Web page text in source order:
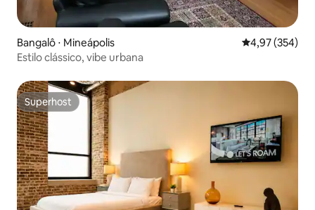
Bangalô ⋅ Mineápolis 4,97 de uma
4,97 (354)
Estilo clássico, vibe urbana
Superhost
Superhost